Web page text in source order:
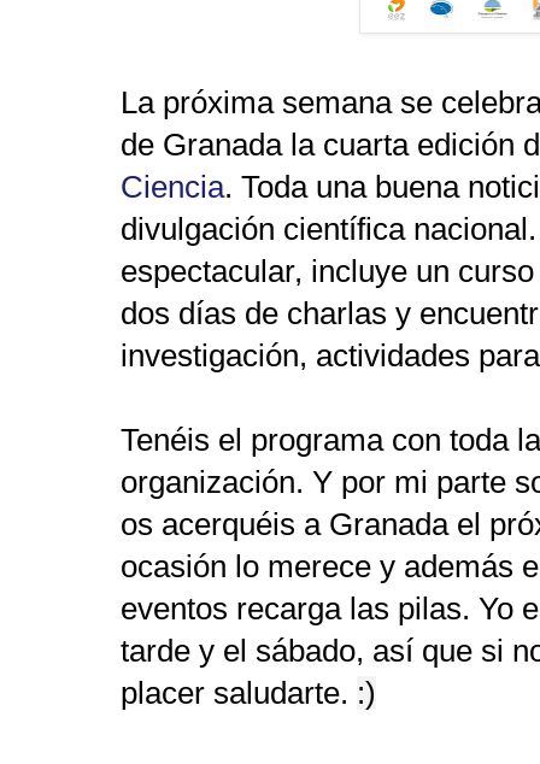
La próxima semana se
de Granada la cuarta edición
Ciencia. Toda una buena
divulgación científica
espectacular, incluye un
dos días de charlas y
investigación, actividades
Tenéis el programa con toda
organización. Y por mi parte
os acerquéis a Granada el
ocasión lo merece y además
eventos recarga las pilas. Yo
tarde y el sábado, así que si
placer saludarte. :)